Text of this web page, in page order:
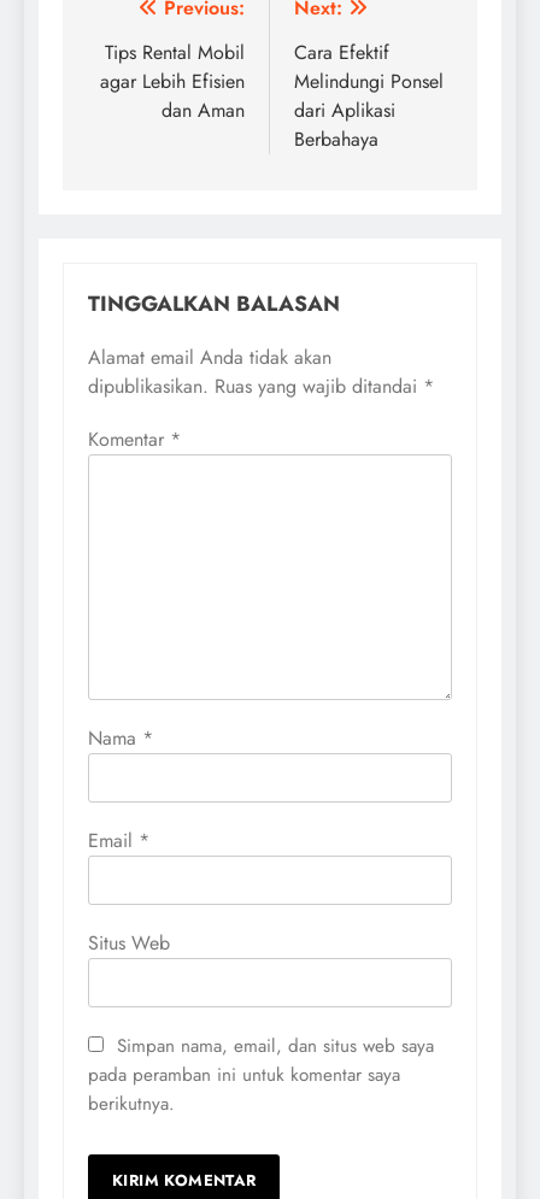
Navigasi
pos
Previous:
Tips Rental Mobil
agar Lebih Efisien
dan Aman
Next:
Cara Efektif
Melindungi Ponsel
dari Aplikasi
Berbahaya
TINGGALKAN BALASAN
Alamat email Anda tidak akan
dipublikasikan. Ruas yang wajib ditandai *
Komentar *
Nama *
Email *
Situs Web
Simpan nama, email, dan situs web saya
pada peramban ini untuk komentar saya
berikutnya.